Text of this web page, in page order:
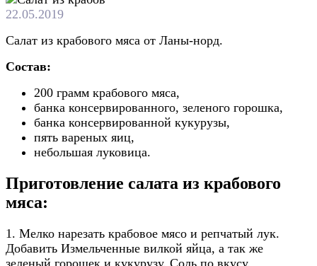
22.05.2019
Салат из крабового мяса от Ланы-норд.
Состав:
200 грамм крабового мяса,
банка консервированного, зеленого горошка,
банка консервированной кукурузы,
пять вареных яиц,
небольшая луковица.
Приготовление салата из крабового
мяса:
1. Мелко нарезать крабовое мясо и репчатый лук.
Добавить Измельченные вилкой яйца, а так же
зеленый горошек и кукурузу. Соль по вкусу.